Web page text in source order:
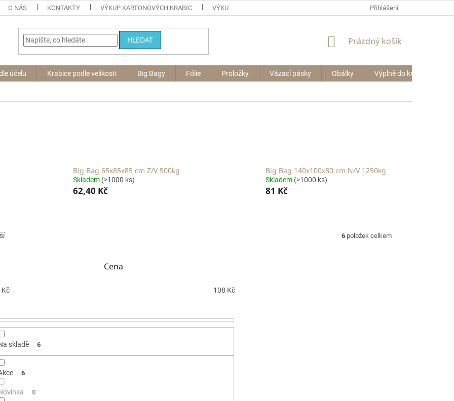
O NÁS KONTAKTY VÝKUP KARTONOVÝCH KRABIC VÝKUP BIG BAGŮ Přihlášení
HLEDAT
NÁKUPNÍ
Prázdný košík
účelu Krabice podle velikosti Big Bagy Fólie Proložky Vázací pásky Obálky Výplně do krabic
Big Bag 65x85x85 cm Z/V 500kg
Skladem (>1000 ks)
62,40 Kč
Big Bag 140x100x80 cm N/V 1250kg
Skladem (>1000 ks)
81 Kč
6 položek celkem
Cena
Kč 108 Kč
skladě 6
6
0